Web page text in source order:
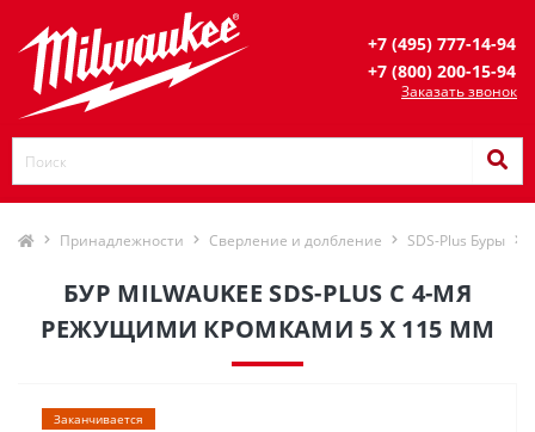
+7 (495) 777-14-94
+7 (800) 200-15-94
Заказать звонок
Принадлежности Сверление и долбление SDS-Plus Буры
БУР MILWAUKEE SDS-PLUS С 4-МЯ
РЕЖУЩИМИ КРОМКАМИ 5 X 115 ММ
Заканчивается